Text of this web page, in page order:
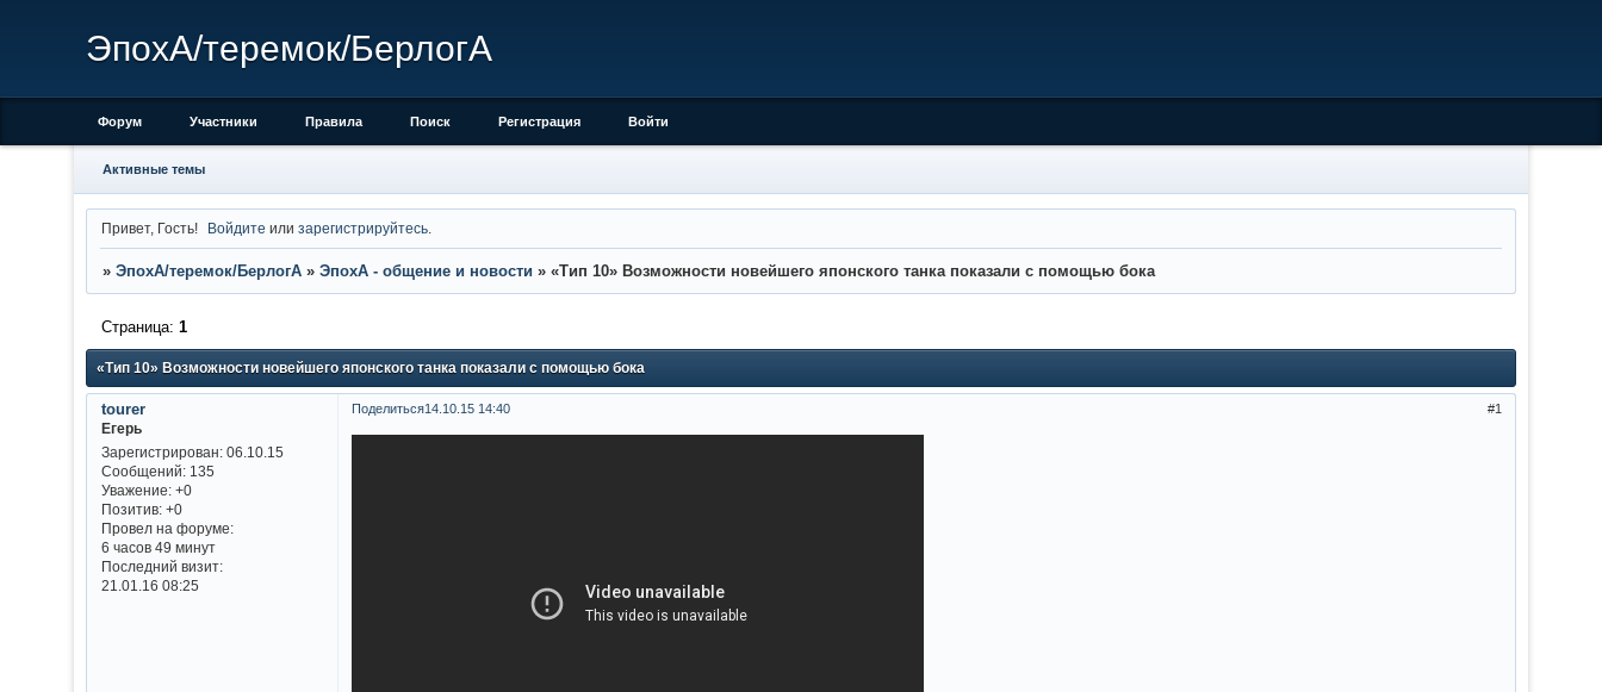
ЭпохА/теремок/БерлогА
Форум Участники Правила Поиск Регистрация Войти
Активные темы
Привет, Гость! Войдите илизарегистрируйтесь
» ЭпохА/теремок/БерлогА » ЭпохА - общение и новости » «Тип 10» Возможности новейшего японского танка показали с помощью бока
«Тип 10» Возможности новейшего японского танка показали с помощью бока
Страница: 1
Поделиться 1
14.10.15 14:40
tourer
Егерь
Зарегистрирован: 06.10.15
Сообщений:135
Уважение: +0
Позитив: +0
Провел на форуме:
6 часов 49 минут
Последний визит:
21.01.16 08:25